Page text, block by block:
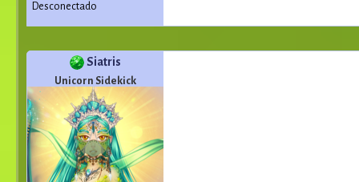
Desconectado
Siatris
Unicorn Sidekick